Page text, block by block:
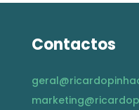
Contactos